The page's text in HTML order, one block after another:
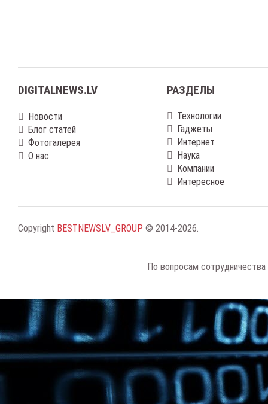
DIGITALNEWS.LV
Новости
Блог статей
Фотогалерея
О нас
РАЗДЕЛЫ
Технологии
Гаджеты
Интернет
Наука
Компании
Интересное
Copyright BESTNEWSLV_GROUP © 2014-2026.
По вопросам